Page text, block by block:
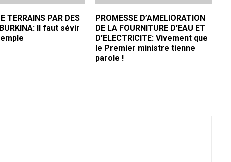
TERRAINS PAR DES
Il faut sévir
PROMESSE D’AMELIORATION
DE LA FOURNITURE D’EAU ET
D’ELECTRICITE: Vivement que
le Premier ministre tienne
parole !